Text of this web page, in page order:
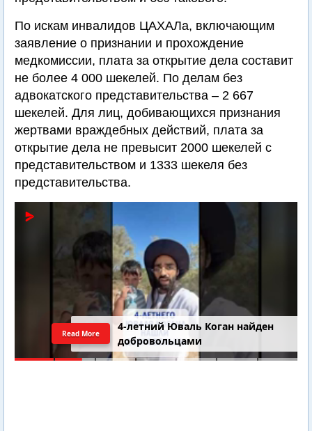
По искам инвалидов ЦАХАЛа, включающим
заявление о признании и прохождение
медкомиссии, плата за открытие дела составит
не более 4 000 шекелей. По делам без
адвокатского представительства – 2 667
шекелей. Для лиц, добивающихся признания
жертвами враждебных действий, плата за
открытие дела не превысит 2000 шекелей с
представительством и 1333 шекеля без
представительства.
4-летний Юваль Коган найден
добровольцами
Read More